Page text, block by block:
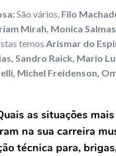
São vários, Filo
Mirah, Monica
temos Arismar do
Sandro Raick, Mario
Michel Freidenson,
as situações
na sua carreira
técnica para,